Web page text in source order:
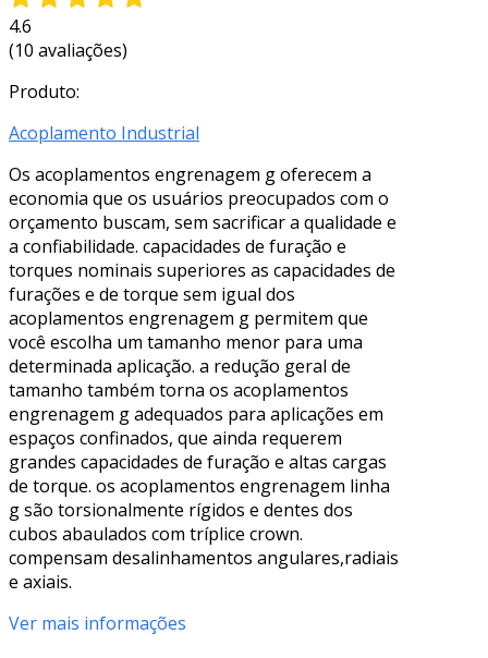
4.6
(10 avaliações)
Produto:
Acoplamento Industrial
Os acoplamentos engrenagem g oferecem a
economia que os usuários preocupados com o
orçamento buscam, sem sacrificar a qualidade e
a confiabilidade. capacidades de furação e
torques nominais superiores as capacidades de
furações e de torque sem igual dos
acoplamentos engrenagem g permitem que
você escolha um tamanho menor para uma
determinada aplicação. a redução geral de
tamanho também torna os acoplamentos
engrenagem g adequados para aplicações em
espaços confinados, que ainda requerem
grandes capacidades de furação e altas cargas
de torque. os acoplamentos engrenagem linha
g são torsionalmente rígidos e dentes dos
cubos abaulados com tríplice crown.
compensam desalinhamentos angulares,radiais
e axiais.
Ver mais informações